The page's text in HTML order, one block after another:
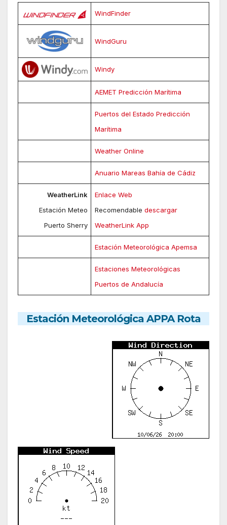
WindFinder
WindGuru
Windy
AEMET Predicción Marítima
Puertos del Estado Predicción
Marítima
Weather Online
Anuario Mareas Bahía de Cádiz
WeatherLink
Estación Meteo
Puerto Sherry
Enlace Web
Recomendable descargar
WeatherLink App
Estación Meteorológica Apemsa
Estaciones Meteorológicas
Puertos de Andalucía
Estación Meteorológica APPA Rota